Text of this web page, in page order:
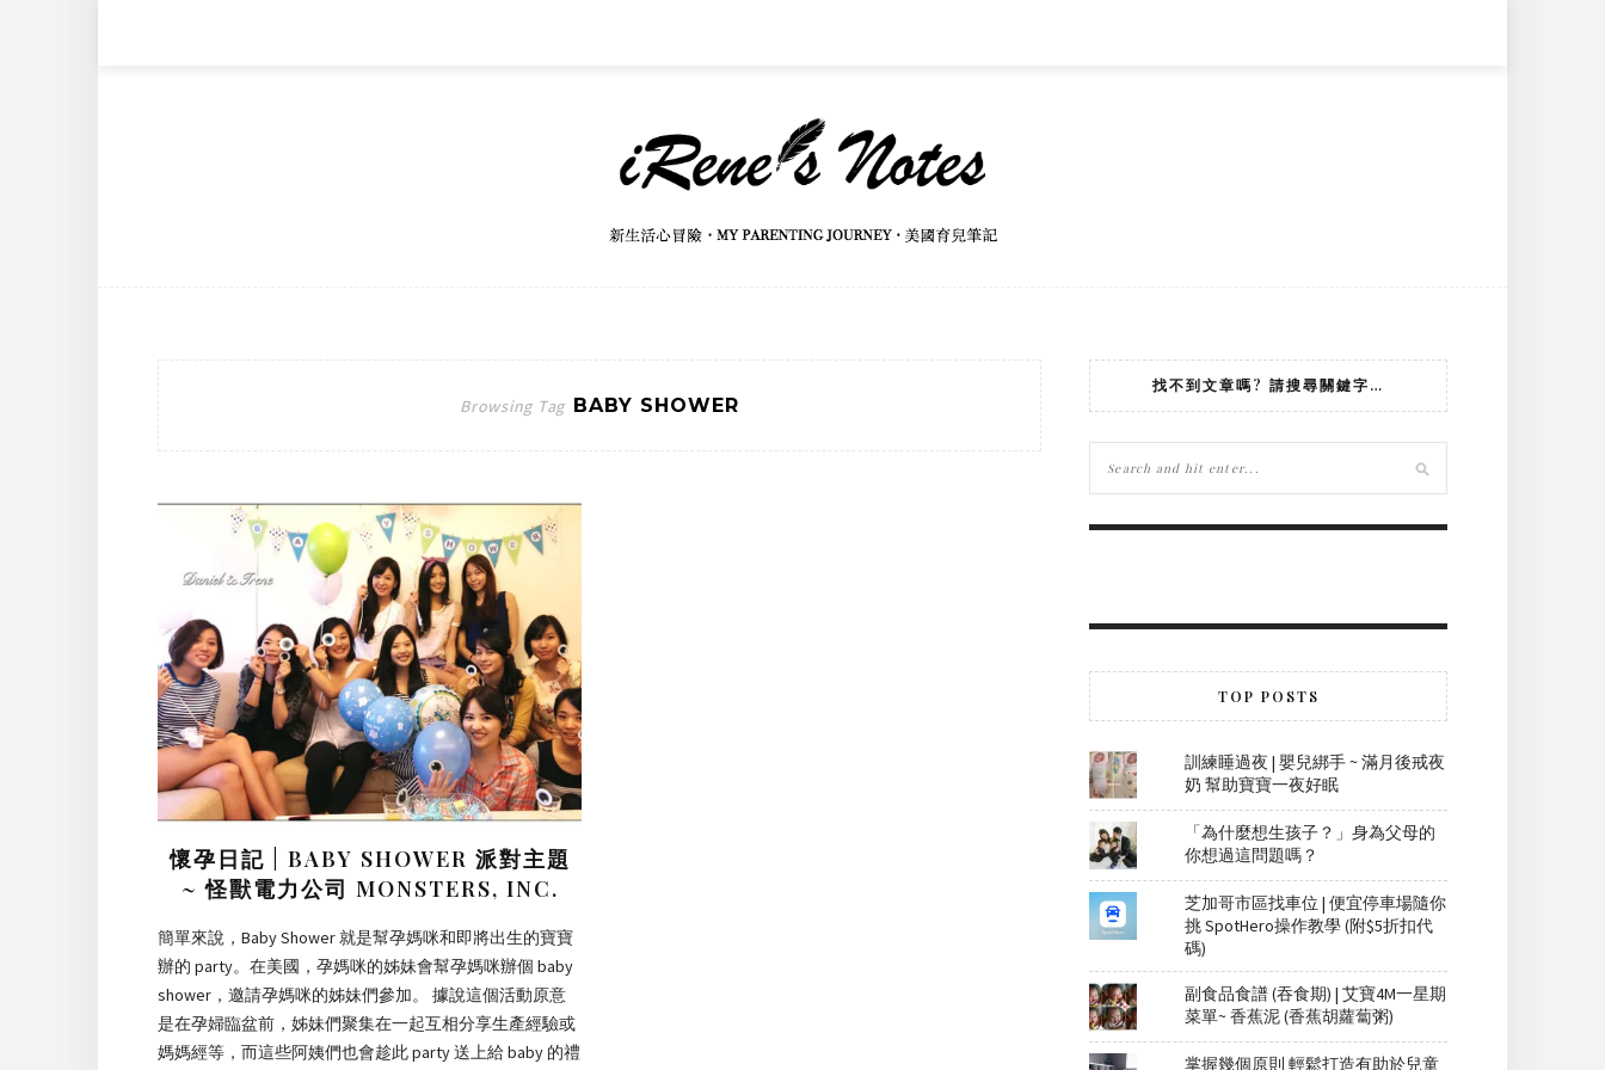
Browsing Tag BABY SHOWER
懷孕日記 | BABY SHOWER 派對主題
~ 怪獸電力公司 MONSTERS, INC.
簡單來說，Baby Shower 就是幫孕媽咪和即將出生的寶寶
辦的 party。在美國，孕媽咪的姊妹會幫孕媽咪辦個 baby
shower，邀請孕媽咪的姊妹們參加。 據說這個活動原意
是在孕婦臨盆前，姊妹們聚集在一起互相分享生產經驗或
媽媽經等，而這些阿姨們也會趁此 party 送上給 baby 的禮
找不到文章嗎? 請搜尋關鍵字…
TOP POSTS
訓練睡過夜 | 嬰兒綁手 ~ 滿月後戒夜
奶 幫助寶寶一夜好眠
「為什麼想生孩子？」身為父母的
你想過這問題嗎？
芝加哥市區找車位 | 便宜停車場隨你
挑 SpotHero操作教學 (附$5折扣代
碼)
副食品食譜 (吞食期) | 艾寶4M一星期
菜單~ 香蕉泥 (香蕉胡蘿蔔粥)
掌握幾個原則 輕鬆打造有助於兒童